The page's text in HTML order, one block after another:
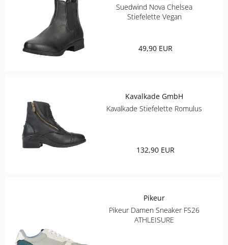
Suedwind Nova Chelsea
Stiefelette Vegan
49,90 EUR
Kavalkade GmbH
Kavalkade Stiefelette Romulus
132,90 EUR
Pikeur
Pikeur Damen Sneaker FS26
ATHLEISURE